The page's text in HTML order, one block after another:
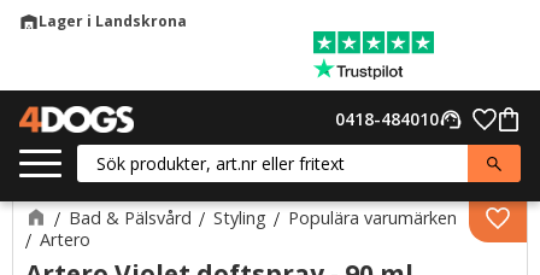
warehouseLager i Landskrona
support_agent
0418-484010
Bad & Pälsvård Styling
Populära varumärken
Artero